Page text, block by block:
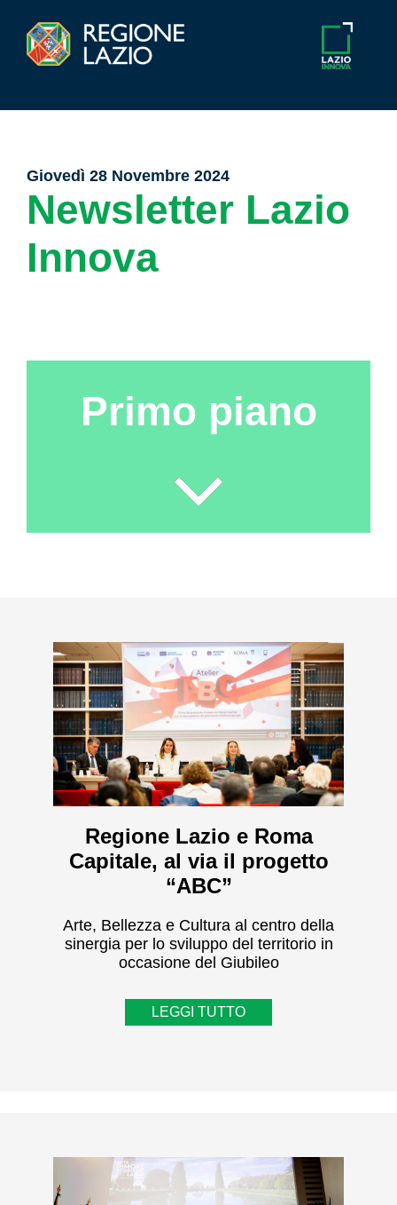
Giovedì 28 Novembre 2024
Newsletter Lazio
Innova
Primo piano
Regione Lazio e Roma
Capitale, al via il progetto
“ABC”
Arte, Bellezza e Cultura al centro della
sinergia per lo sviluppo del territorio in
occasione del Giubileo
LEGGI TUTTO